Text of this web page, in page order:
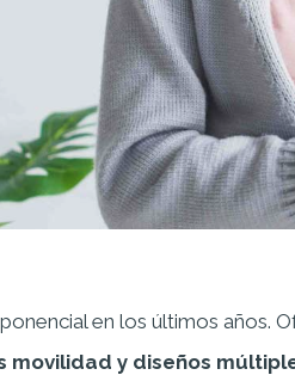
en los últimos años.
movilidad y diseños